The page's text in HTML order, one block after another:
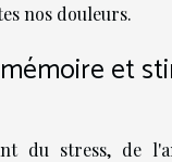
nos douleurs.
et
du stress, de